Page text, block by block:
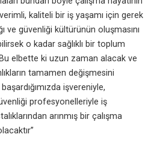
kaliteli bir iş yaşamı için gerek
ve güvenliği kültürünün oluşmasını
o kadar sağlıklı bir toplum
elbette ki uzun zaman alacak ve
tamamen değişmesini
işvereniyle,
profesyonelleriyle iş
arınmış bir çalışma